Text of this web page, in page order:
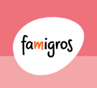
Navigation
Logo